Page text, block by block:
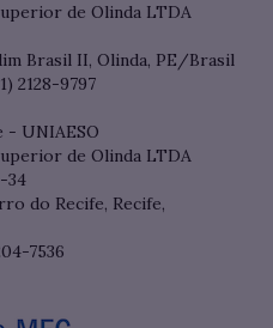
de Olinda LTDA
Brasil II, Olinda, PE/Brasil
2128-9797
- UNIAESO
de Olinda LTDA
34
do Recife, Recife,
7536